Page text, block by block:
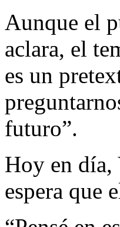
Aunque el
aclara, el
es un
futuro”.
Hoy en día,
espera que